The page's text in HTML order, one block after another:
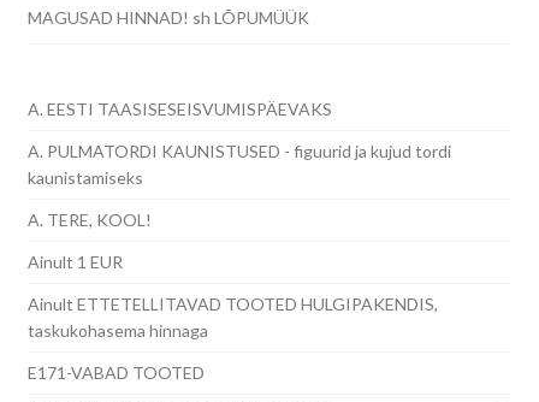
MAGUSAD HINNAD! sh LÕPUMÜÜK
A. EESTI TAASISESEISVUMISPÄEVAKS
A. PULMATORDI KAUNISTUSED - figuurid ja kujud tordi
kaunistamiseks
A. TERE, KOOL!
Ainult 1 EUR
Ainult ETTETELLITAVAD TOOTED HULGIPAKENDIS,
taskukohasema hinnaga
E171-VABAD TOOTED